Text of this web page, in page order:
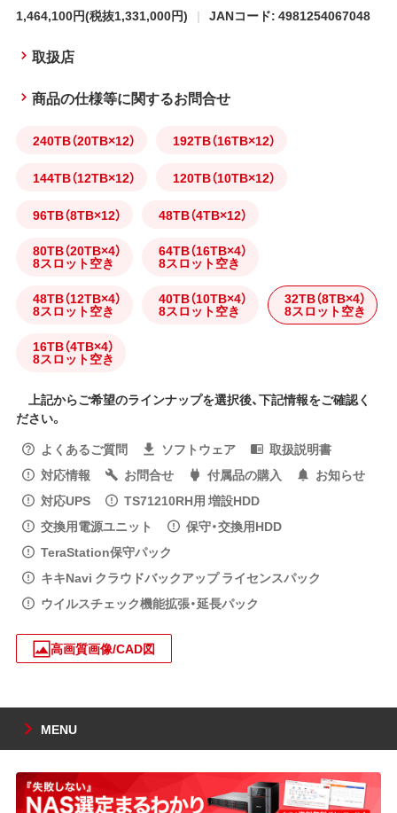
1,464,100円(税抜1,331,000円) JANコード: 4981254067048
取扱店
商品の仕様等に関するお問合せ
240TB（20TB×12） 192TB（16TB×12）
144TB（12TB×12） 120TB（10TB×12）
96TB（8TB×12）
48TB（4TB×12）
80TB（20TB×4）
8スロット空き
64TB（16TB×4）
8スロット空き
48TB（12TB×4）
8スロット空き
40TB（10TB×4）
8スロット空き
32TB（8TB×4）
8スロット空き
16TB（4TB×4）
8スロット空き
上記からご希望のラインナップを選択後、下記情報をご確認く
ださい。
よくあるご質問
ソフトウェア
取扱説明書
対応情報
お問合せ 付属品の購入
お知らせ
対応UPS
TS71210RH用 増設HDD
交換用電源ユニット
保守・交換用HDD
TeraStation保守パック
キキNavi クラウドバックアップ ライセンスパック
ウイルスチェック機能拡張・延長パック
高画質画像/CAD図
MENU